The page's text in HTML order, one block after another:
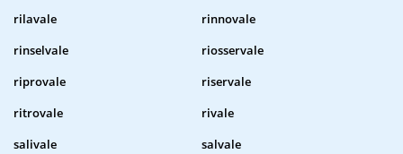
rilavale
rinnovale
rinselvale
riosservale
riprovale
riservale
ritrovale
rivale
salivale
salvale